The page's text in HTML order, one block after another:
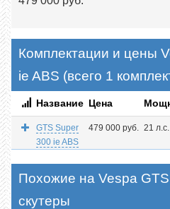
Комплектации и цены
ie ABS (всего 1
Название Цена
GTS Super
300 ie ABS
479 000 руб. 21 л.с.
Похожие на Vespa
скутеры